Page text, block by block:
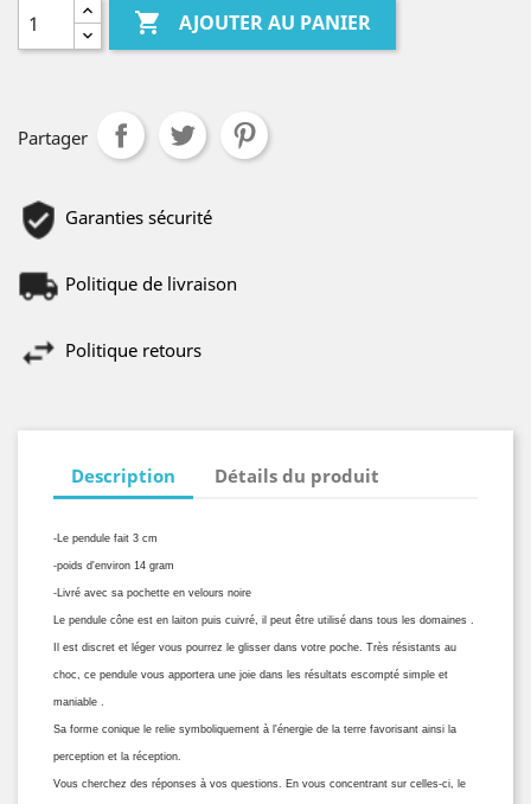
 AJOUTER AU PANIER
Partager
Garanties sécurité
Politique de livraison
Politique retours
Description Détails du produit
-Le pendule fait 3 cm
-poids d'environ 14 gram
-Livré avec sa pochette en velours noire
Le pendule cône est en laiton puis cuivré, il peut être utilisé dans tous les domaines .
Il est discret et léger vous pourrez le glisser dans votre poche. Très résistants au
choc, ce pendule vous apportera une joie dans les résultats escompté simple et
maniable .
Sa forme conique le relie symboliquement à l'énergie de la terre favorisant ainsi la
perception et la réception.
Vous cherchez des réponses à vos questions. En vous concentrant sur celles-ci, le